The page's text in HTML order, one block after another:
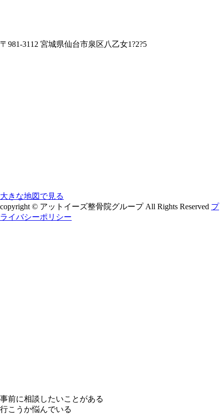
〒981-3112 宮城県仙台市泉区八乙女1?2?5
大きな地図で見る
copyright © アットイーズ整骨院グループ All Rights Reserved プ
ライバシーポリシー
事前に相談したいことがある
行こうか悩んでいる